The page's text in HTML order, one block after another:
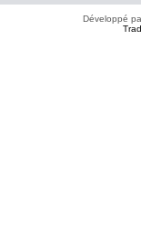
Développé